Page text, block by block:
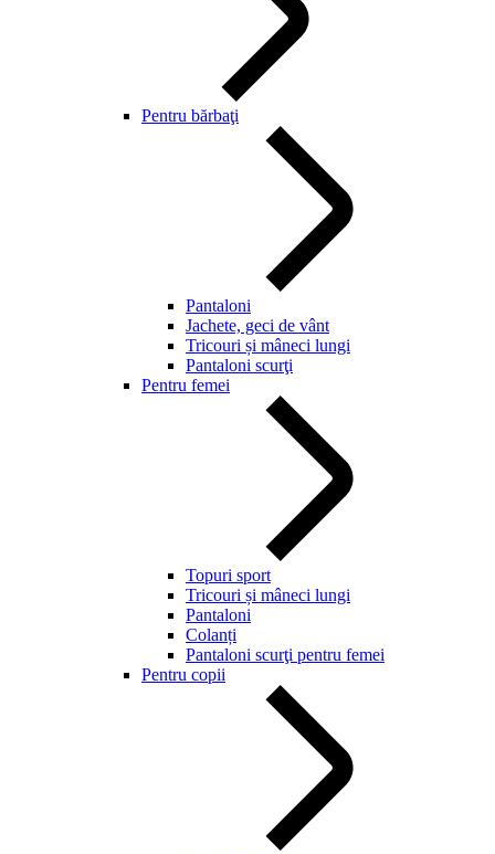
Pentru bărbaţi
Pantaloni
Jachete, geci de vânt
Tricouri și mâneci lungi
Pantaloni scurţi
Pentru femei
Topuri sport
Tricouri și mâneci lungi
Pantaloni
Colanți
Pantaloni scurţi pentru femei
Pentru copii